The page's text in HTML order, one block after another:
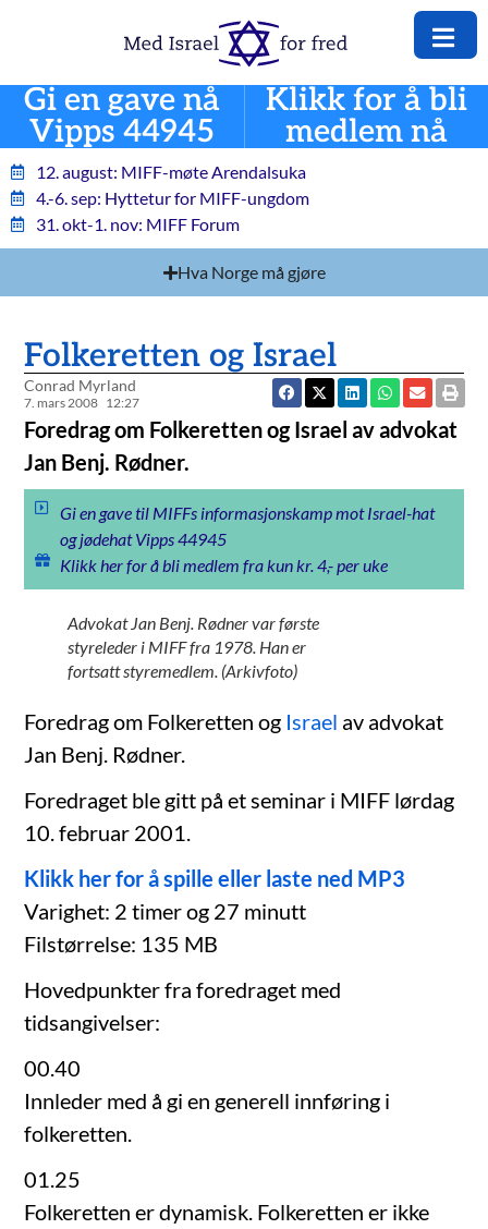
Gi en gave nå
Vipps 44945
Klikk for å bli
medlem nå
12. august: MIFF-møte Arendalsuka
4.-6. sep: Hyttetur for MIFF-ungdom
31. okt-1. nov: MIFF Forum
Hva Norge må gjøre
Folkeretten og Israel
Conrad Myrland
7. mars 2008 12:27
Foredrag om Folkeretten og Israel av advokat
Jan Benj. Rødner.
Gi en gave til MIFFs informasjonskamp mot Israel-hat
og jødehat Vipps 44945
Klikk her for å bli medlem fra kun kr. 4,- per uke
Advokat Jan Benj. Rødner var første
styreleder i MIFF fra 1978. Han er
fortsatt styremedlem. (Arkivfoto)
Foredrag om Folkeretten og Israel av advokat
Jan Benj. Rødner.
Foredraget ble gitt på et seminar i MIFF lørdag
10. februar 2001.
Klikk her for å spille eller laste ned MP3
Varighet: 2 timer og 27 minutt
Filstørrelse: 135 MB
Hovedpunkter fra foredraget med
tidsangivelser:
00.40
Innleder med å gi en generell innføring i
folkeretten.
01.25
Folkeretten er dynamisk. Folkeretten er ikke